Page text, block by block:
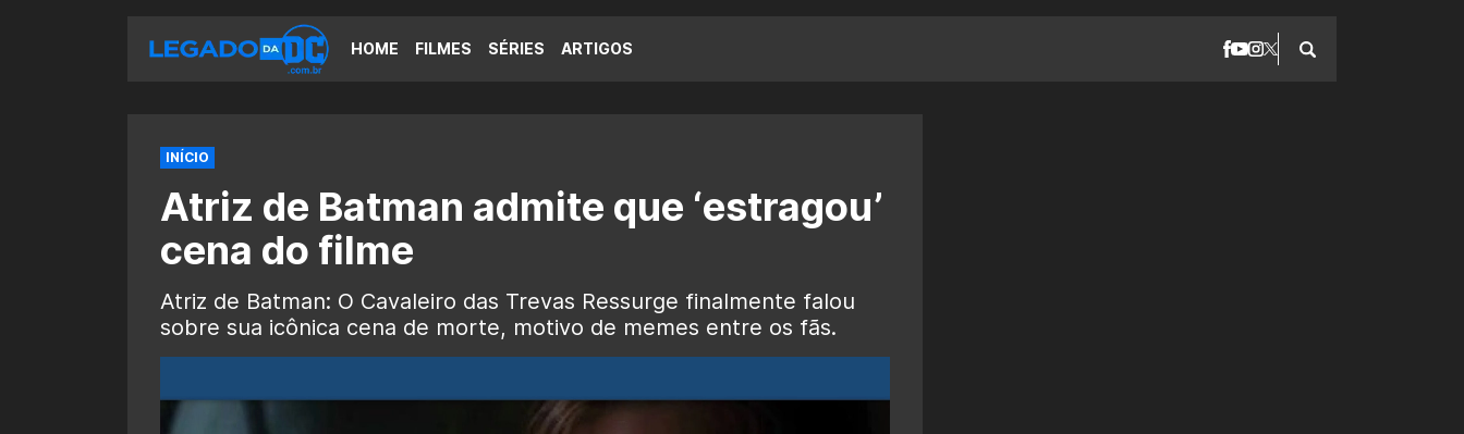
HOME FILMES SÉRIES ARTIGOS
INÍCIO
Atriz de Batman admite que ‘estragou’
cena do filme
Atriz de Batman: O Cavaleiro das Trevas Ressurge finalmente falou
sobre sua icônica cena de morte, motivo de memes entre os fãs.